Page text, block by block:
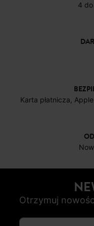
4
Karta płatnicza,